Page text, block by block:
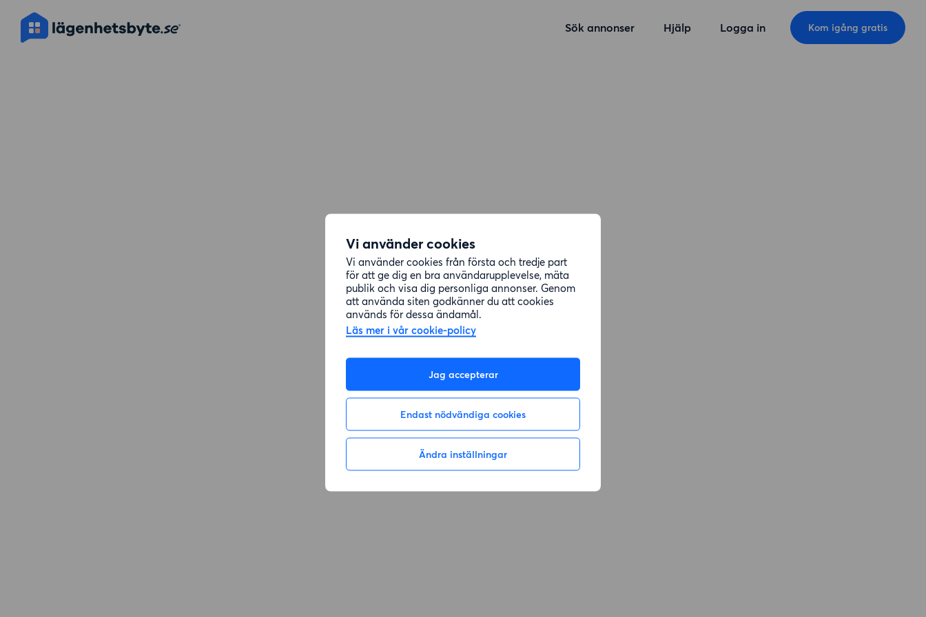
Vi använder cookies
Vi använder cookies från första och tredje part
för att ge dig en bra användarupplevelse, mäta
publik och visa dig personliga annonser. Genom
att använda siten godkänner du att cookies
används för dessa ändamål.
Läs mer i vår cookie-policy
Jag accepterar
Endast nödvändiga cookies
Ändra inställningar
Sök annonser Hjälp Logga in Kom igång gratis